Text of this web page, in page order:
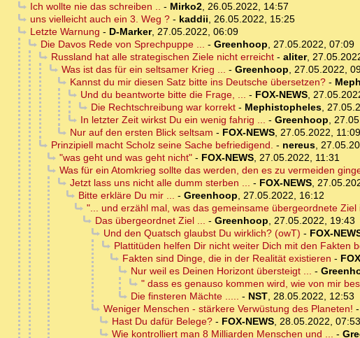
Ich wollte nie das schreiben .. - Mirko2, 26.05.2022, 14:57
uns vielleicht auch ein 3. Weg ?- kaddii, 26.05.2022, 15:25
Letzte Warnung - D-Marker, 27.05.2022, 06:09
Die Davos Rede von Sprechpuppe ... - Greenhoop, 27.05.2022, 07:09
Russland hat alle strategischen Ziele nicht erreicht- aliter,
Was ist das für ein seltsamer Krieg ... - Greenhoop, 27.05.2022,
Kannst du mir diesen Satz bitte ins Deutsche übersetzen?-
Und du beantworte bitte die Frage, ... - FOX-NEWS,
Die Rechtschreibung war korrekt- Mephistopheles,
In letzter Zeit wirkst Du ein wenig fahrig ... - Greenhoop,
Nur auf den ersten Blick seltsam - FOX-NEWS, 27.05.2022, 11:09
Prinzipiell macht Scholz seine Sache befriedigend. - nereus,
"was geht und was geht nicht"- FOX-NEWS, 27.05.2022, 11:31
Was für ein Atomkrieg sollte das werden, den es zu vermeiden
Jetzt lass uns nicht alle dumm sterben ... - FOX-NEWS,
Bitte erkläre Du mir ... - Greenhoop, 27.05.2022, 16:12
"... und erzähl mal, was das gemeinsame übergeordnete Ziel
Das übergeordnet Ziel ... - Greenhoop, 27.05.2022, 19:43
Und den Quatsch glaubst Du wirklich? (owT) - FOX-
Plattitüden helfen Dir nicht weiter Dich mit den Fakten
Fakten sind Dinge, die in der Realität existieren -
Nur weil es Deinen Horizont übersteigt ... -
" dass es genauso kommen wird, wie von mir
Die finsteren Mächte ..... - NST, 28.05.2022, 12:53
Weniger Menschen - stärkere Verwüstung des Planeten! -
Hast Du dafür Belege?- FOX-NEWS, 28.05.2022, 07:53
Wie kontrolliert man 8 Milliarden Menschen und ... -